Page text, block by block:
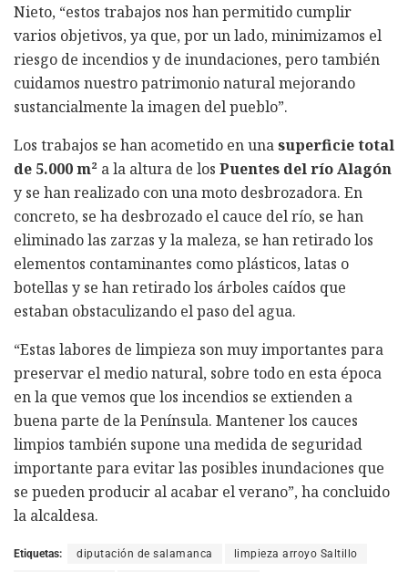
Nieto, “estos trabajos nos han permitido cumplir
varios objetivos, ya que, por un lado, minimizamos el
riesgo de incendios y de inundaciones, pero también
cuidamos nuestro patrimonio natural mejorando
sustancialmente la imagen del pueblo”.
Los trabajos se han acometido en unasuperficie total
de 5.000 m² a la altura de los Puentes del río Alagón
y se han realizado con una moto desbrozadora. En
concreto, se ha desbrozado el cauce del río, se han
eliminado las zarzas y la maleza, se han retirado los
elementos contaminantes como plásticos, latas o
botellas y se han retirado los árboles caídos que
estaban obstaculizando el paso del agua.
“Estas labores de limpieza son muy importantes para
preservar el medio natural, sobre todo en esta época
en la que vemos que los incendios se extienden a
buena parte de la Península. Mantener los cauces
limpios también supone una medida de seguridad
importante para evitar las posibles inundaciones que
se pueden producir al acabar el verano”, ha concluido
la alcaldesa.
Etiquetas: diputación de salamanca limpieza arroyo Saltillo